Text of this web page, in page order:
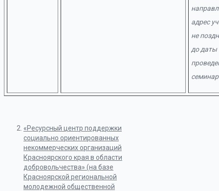
адрес
не
до даты
«Ресурсный центр поддержки
социально ориентированных
некоммерческих организаций
Красноярского края в области
добровольчества» (на базе
Красноярской региональной
молодежной общественной